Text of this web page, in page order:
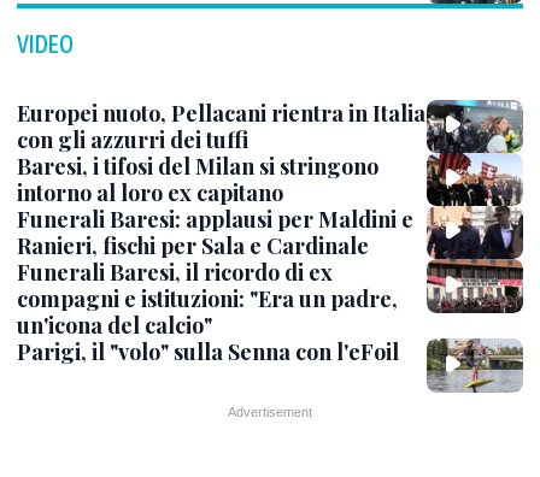
VIDEO
Europei nuoto, Pellacani rientra in Italia
con gli azzurri dei tuffi
Baresi, i tifosi del Milan si stringono
intorno al loro ex capitano
Funerali Baresi: applausi per Maldini e
Ranieri, fischi per Sala e Cardinale
Funerali Baresi, il ricordo di ex
compagni e istituzioni: "Era un padre,
un'icona del calcio"
Parigi, il "volo" sulla Senna con l'eFoil